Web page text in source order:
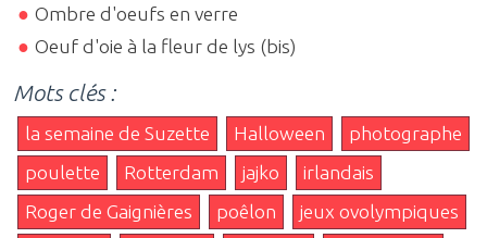
Ombre d'oeufs en verre
Oeuf d'oie à la fleur de lys (bis)
Mots clés :
la semaine de Suzette Halloween
photographe
poulette
Rotterdam jajko
irlandais
Roger de Gaignières
poêlon
jeux ovolympiques